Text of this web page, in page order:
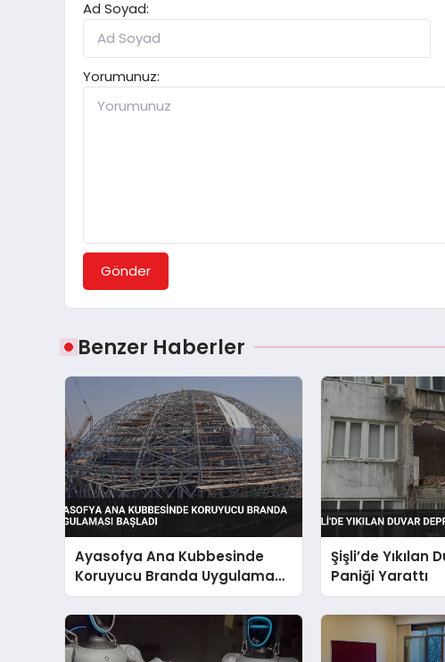
Ad Soyad:
Yorumunuz:
Gönder
Benzer Haberler
Ayasofya Ana Kubbesinde
Koruyucu Branda Uygulaması
Başladı
Şişli’de Yıkılan
Paniği Yarattı